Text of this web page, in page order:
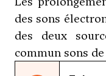
des sons
des deux
commun sons